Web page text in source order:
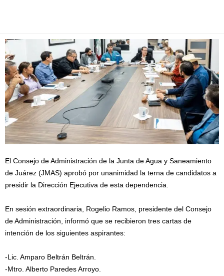
El Consejo de Administración de la Junta de Agua y Saneamiento
de Juárez (JMAS) aprobó por unanimidad la terna de candidatos a
presidir la Dirección Ejecutiva de esta dependencia.
En sesión extraordinaria, Rogelio Ramos, presidente del Consejo
de Administración, informó que se recibieron tres cartas de
intención de los siguientes aspirantes:
-Lic. Amparo Beltrán Beltrán.
-Mtro. Alberto Paredes Arroyo.